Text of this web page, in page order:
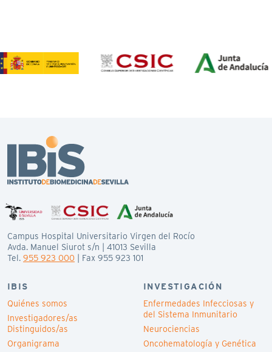
Campus Hospital Universitario Virgen del Rocío
Avda. Manuel Siurot s/n | 41013 Sevilla
Tel. 955 923 000 | Fax 955 923 101
IBIS
Quiénes somos
Investigadores/as
Distinguidos/as
Organigrama
INVESTIGACIÓN
Enfermedades Infecciosas y
del Sistema Inmunitario
Neurociencias
Oncohematología y Genética